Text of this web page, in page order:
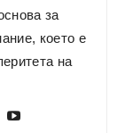
за
което е
на